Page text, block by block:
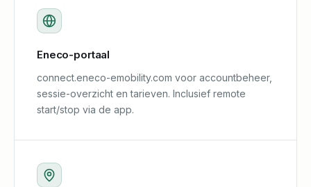
Eneco-portaal
connect.eneco-emobility.com voor accountbeheer,
sessie-overzicht en tarieven. Inclusief remote
start/stop via de app.